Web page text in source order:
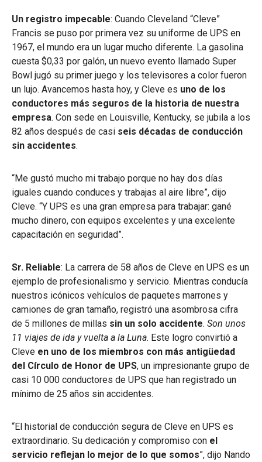
Un registro impecable: Cuando Cleveland “Cleve”
Francis se puso por primera vez su uniforme de UPS en
1967, el mundo era un lugar mucho diferente. La gasolina
cuesta $0,33 por galón, un nuevo evento llamado Super
Bowl jugó su primer juego y los televisores a color fueron
un lujo. Avancemos hasta hoy, y Cleve es uno de los
conductores más seguros de la historia de nuestra
empresa. Con sede en Louisville, Kentucky, se jubila a los
82 años después de casi seis décadas de conducción
sin accidentes.
“Me gustó mucho mi trabajo porque no hay dos días
iguales cuando conduces y trabajas al aire libre”, dijo
Cleve. “Y UPS es una gran empresa para trabajar: gané
mucho dinero, con equipos excelentes y una excelente
capacitación en seguridad”.
Sr. Reliable: La carrera de 58 años de Cleve en UPS es un
ejemplo de profesionalismo y servicio. Mientras conducía
nuestros icónicos vehículos de paquetes marrones y
camiones de gran tamaño, registró una asombrosa cifra
de 5 millones de millas sin un solo accidente. Son unos
11 viajes de ida y vuelta a la Luna. Este logro convirtió a
Cleve en uno de los miembros con más antigüedad
del Círculo de Honor de UPS, un impresionante grupo de
casi 10 000 conductores de UPS que han registrado un
mínimo de 25 años sin accidentes.
“El historial de conducción segura de Cleve en UPS es
extraordinario. Su dedicación y compromiso con el
servicio reflejan lo mejor de lo que somos”, dijo Nando